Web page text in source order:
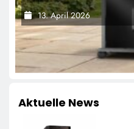
Grillfürst-Edition
13. April 2026
Aktuelle News